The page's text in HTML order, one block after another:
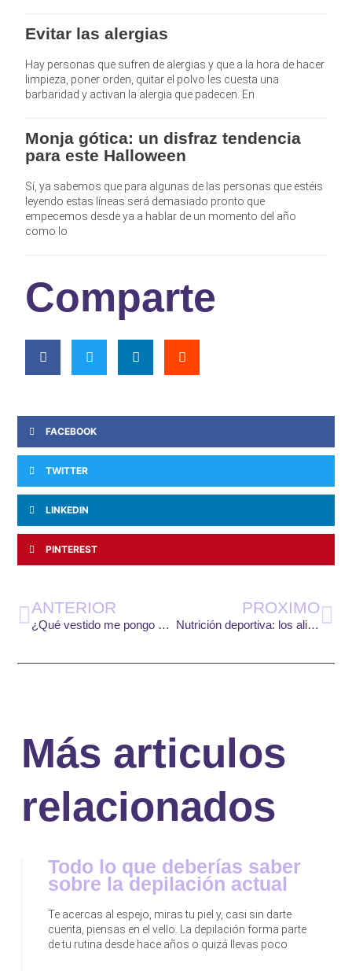
Evitar las alergias
Hay personas que sufren de alergias y que a la hora de hacer
limpieza, poner orden, quitar el polvo les cuesta una
barbaridad y activan la alergia que padecen. En
Monja gótica: un disfraz tendencia
para este Halloween
Sí, ya sabemos que para algunas de las personas que estéis
leyendo estas líneas será demasiado pronto que
empecemos desde ya a hablar de un momento del año
como lo
Comparte
FACEBOOK
TWITTER
LINKEDIN
PINTEREST
ANTERIOR
¿Qué vestido me pongo para ser la invitada perfecta?
PROXIMO
Nutrición deportiva: los alimentos más imprescindibles, atletas veganos
Más articulos
relacionados
Todo lo que deberías saber
sobre la depilación actual
Te acercas al espejo, miras tu piel y, casi sin darte
cuenta, piensas en el vello. La depilación forma parte
de tu rutina desde hace años o quizá llevas poco